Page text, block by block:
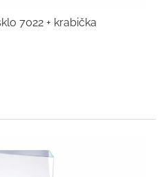
7022 + krabička